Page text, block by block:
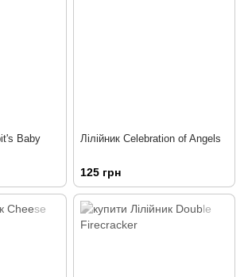
Baby Лілійник Celebration of Angels
125 грн